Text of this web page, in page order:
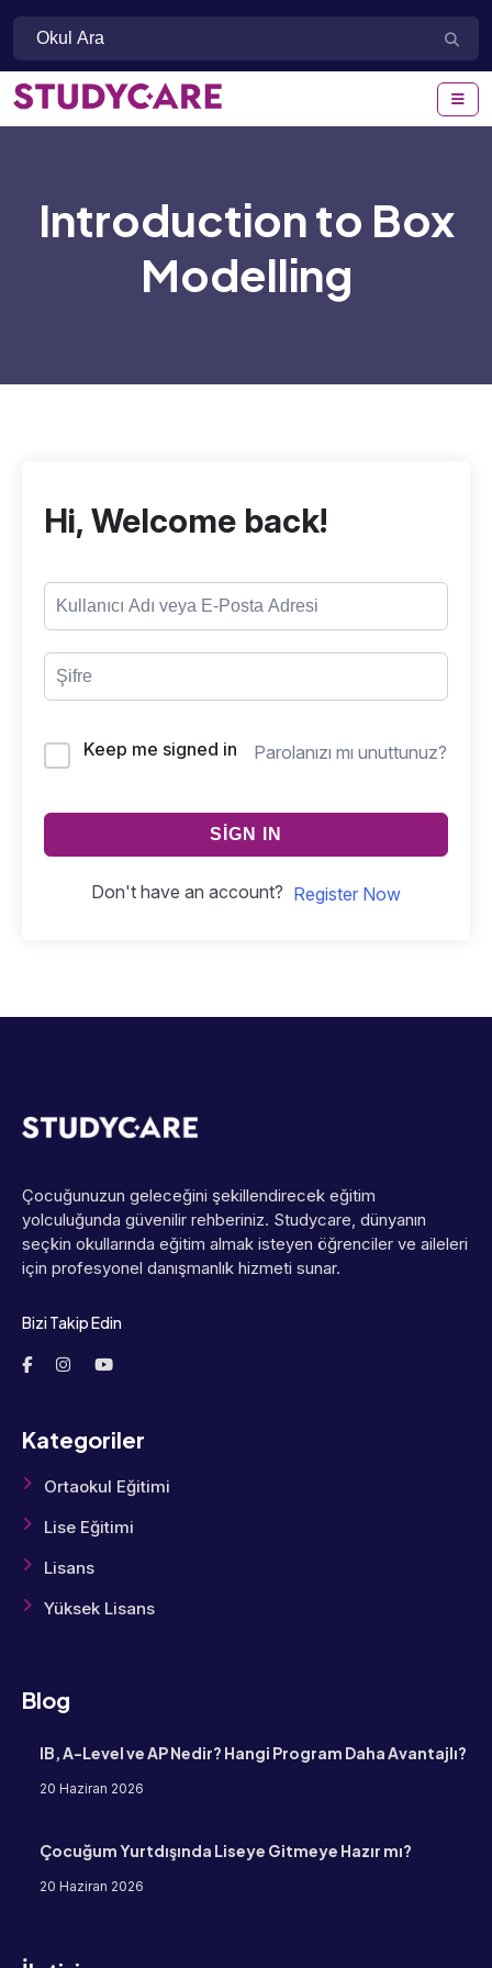
Introduction to Box
Modelling
Hi, Welcome back!
Keep me signed in Parolanızı mı unuttunuz?
SIGN IN
Don't have an account? Register Now
Çocuğunuzun geleceğini şekillendirecek eğitim
yolculuğunda güvenilir rehberiniz. Studycare, dünyanın
seçkin okullarında eğitim almak isteyen öğrenciler ve aileleri
için profesyonel danışmanlık hizmeti sunar.
Bizi Takip Edin
Kategoriler
Ortaokul Eğitimi
Lise Eğitimi
Lisans
Yüksek Lisans
Blog
IB, A-Level ve AP Nedir? Hangi Program Daha Avantajlı?
20 Haziran 2026
Çocuğum Yurtdışında Liseye Gitmeye Hazır mı?
20 Haziran 2026